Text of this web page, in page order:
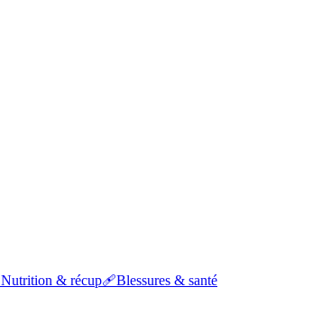
Nutrition & récup🩹Blessures & santé